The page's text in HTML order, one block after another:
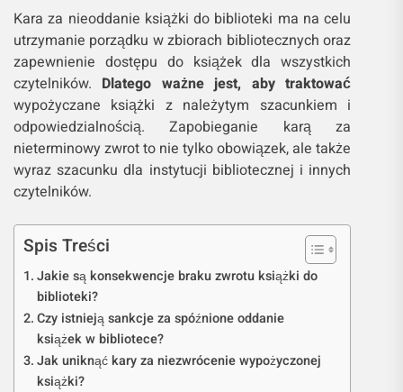
Kara za nieoddanie książki do biblioteki ma na celu
utrzymanie porządku w zbiorach bibliotecznych oraz
zapewnienie dostępu do książek dla wszystkich
czytelników. Dlatego ważne jest, aby traktować
wypożyczane książki z należytym szacunkiem i
odpowiedzialnością. Zapobieganie karą za
nieterminowy zwrot to nie tylko obowiązek, ale także
wyraz szacunku dla instytucji bibliotecznej i innych
czytelników.
Spis Treści
Jakie są konsekwencje braku zwrotu książki do
biblioteki?
Czy istnieją sankcje za spóźnione oddanie
książek w bibliotece?
Jak uniknąć kary za niezwrócenie wypożyczonej
książki?